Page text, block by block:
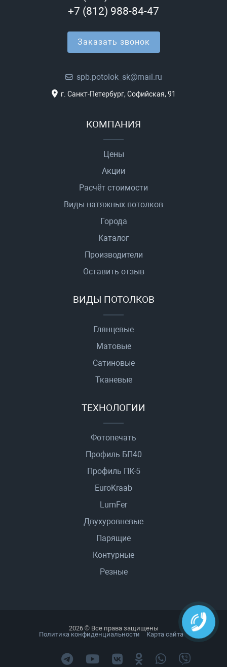
+7 (812) 988-84-47
Заказать звонок
spb.potolok_sk@mail.ru
г. Санкт-Петербург, Софийская, 91
КОМПАНИЯ
Цены
Акции
Расчёт стоимости
Виды натяжных потолков
Города
Каталог
Производители
Оставить отзыв
ВИДЫ ПОТОЛКОВ
Глянцевые
Матовые
Сатиновые
Тканевые
ТЕХНОЛОГИИ
Фотопечать
Профиль БП40
Профиль ПК-5
EuroKraab
LumFer
Двухуровневые
Парящие
Контурные
Резные
2026 © Все права защищены
Политика конфиденциальности
Карта сайта